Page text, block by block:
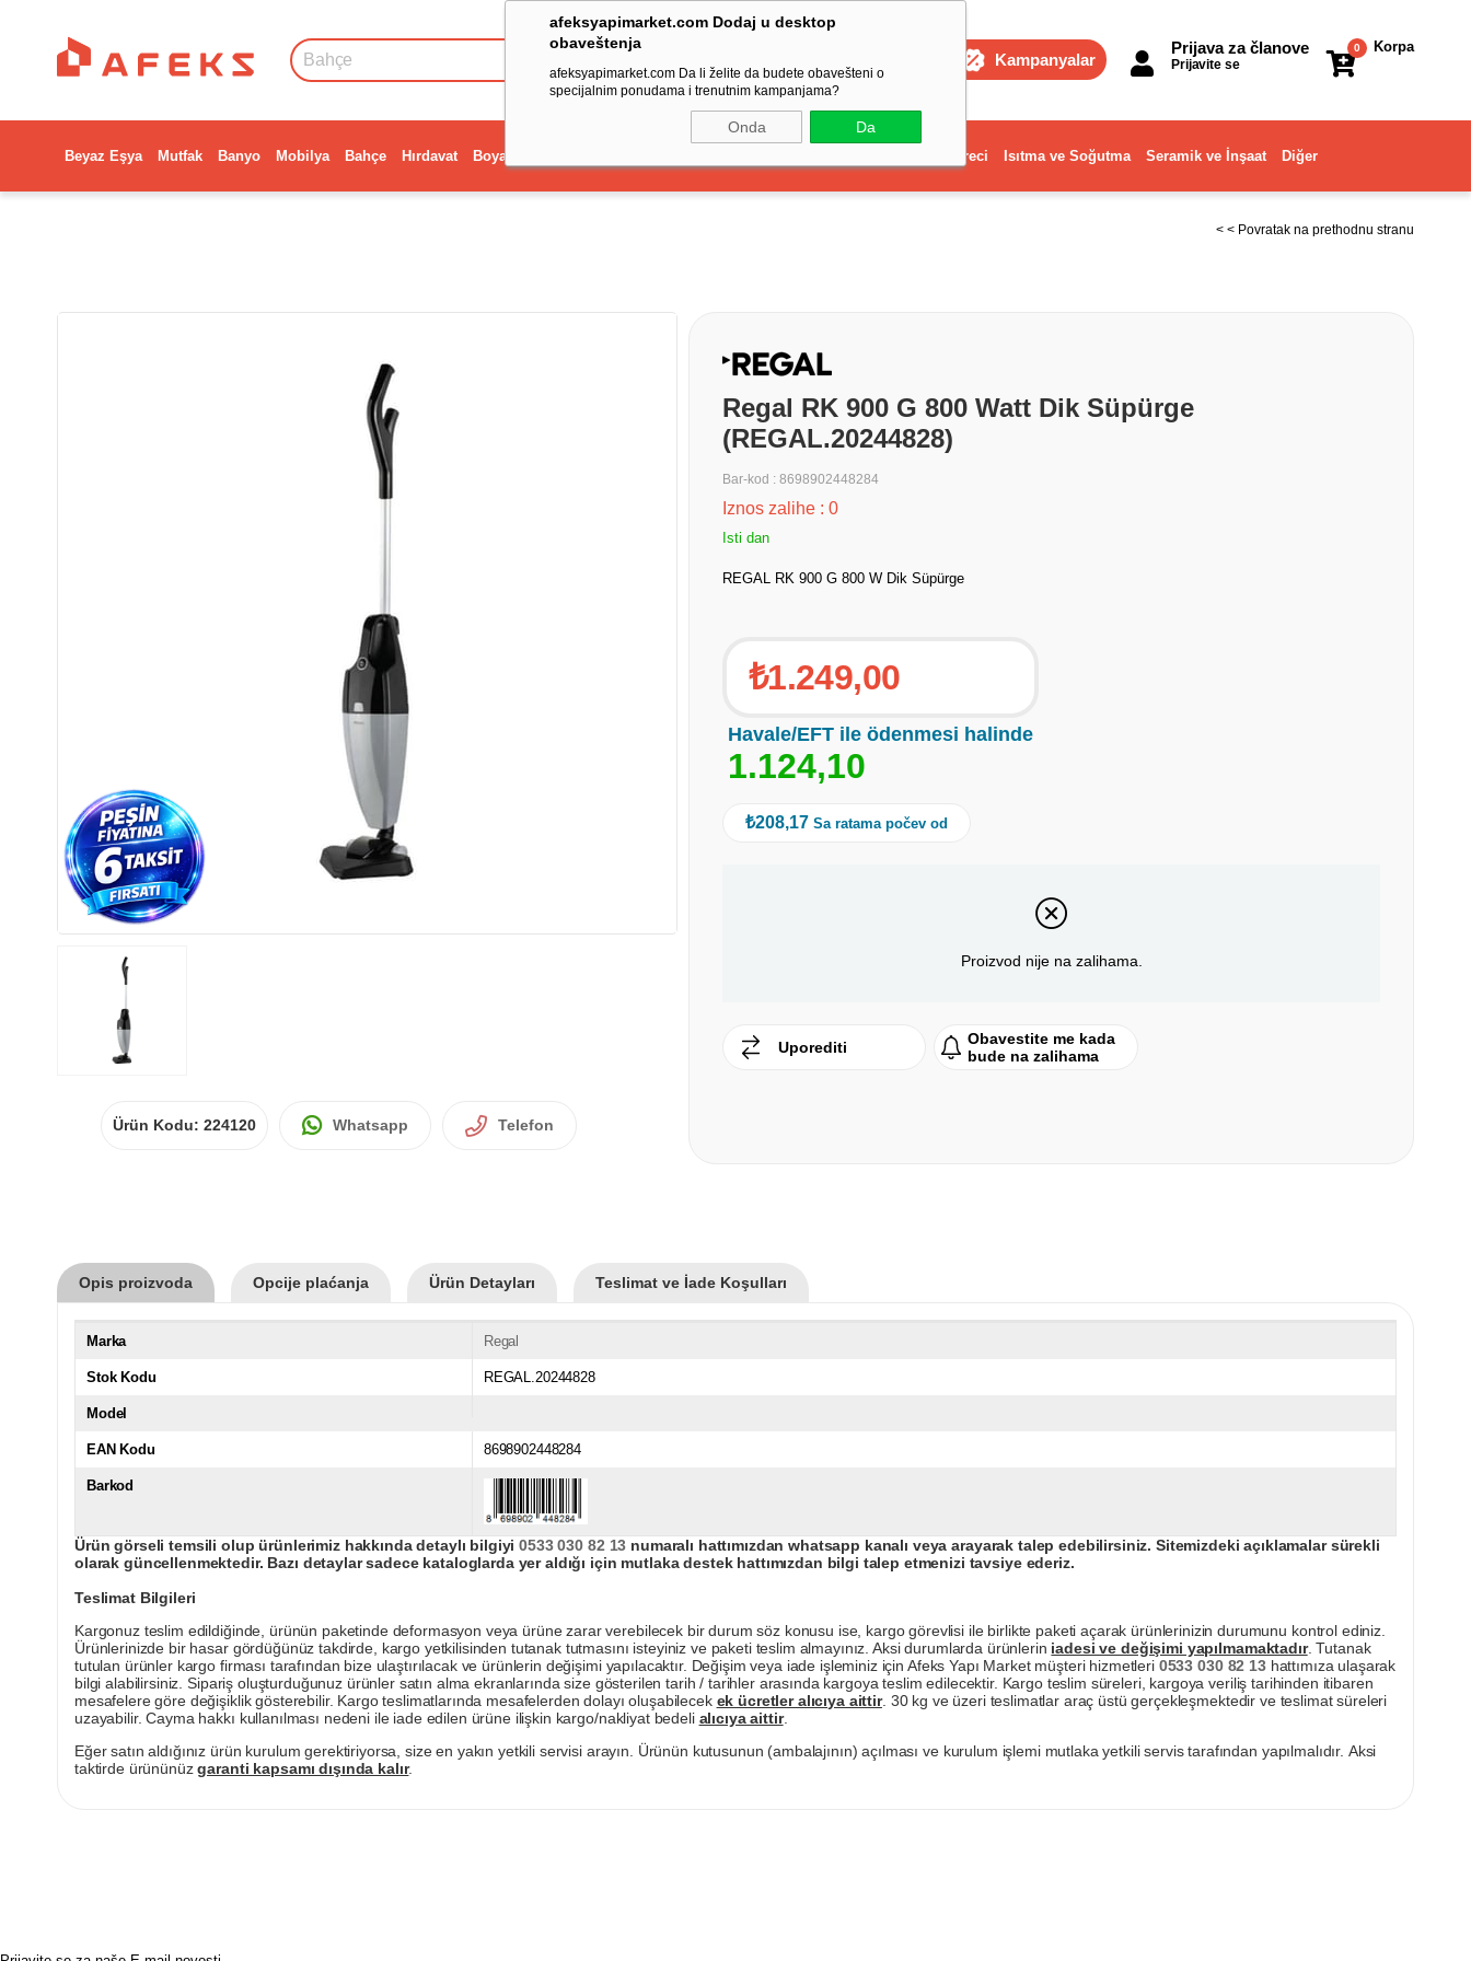
afeksyapimarket.com Dodaj u desktop
obaveštenja
afeksyapimarket.com Da li želite da budete obavešteni o
specijalnim ponudama i trenutnim kampanjama?
Onda Da
Kampanyalar
Korpa
0
Prijava za članove
Prijavite se
Beyaz Eşya Mutfak Banyo Mobilya Bahçe Hırdavat Boya Dekorasyon ve Ev Gereci Isıtma ve Soğutma Seramik ve İnşaat Diğer
< < Povratak na prethodnu stranu
Ürün Kodu: 224120 Whatsapp Telefon
Regal RK 900 G 800 Watt Dik Süpürge
(REGAL.20244828)
Bar-kod : 8698902448284
Iznos zalihe : 0
Isti dan
REGAL RK 900 G 800 W Dik Süpürge
₺1.249,00
Havale/EFT ile ödenmesi halinde
1.124,10
₺208,17 Sa ratama počev od
Proizvod nije na zalihama.
Uporediti
Obavestite me kada
bude na zalihama
Opis proizvoda Opcije plaćanja Ürün Detayları Teslimat ve İade Koşulları
Marka Regal
Stok Kodu REGAL.20244828
Model
EAN Kodu 8698902448284
Barkod
Ürün görseli temsili olup ürünlerimiz hakkında detaylı bilgiyi0533 030 82 13 numaralı hattımızdan whatsapp kanalı veya arayarak talep edebilirsiniz. Sitemizdeki açıklamalar sürekli
olarak güncellenmektedir. Bazı detaylar sadece kataloglarda yer aldığı için mutlaka destek hattımızdan bilgi talep etmenizi tavsiye ederiz.
Teslimat Bilgileri
Kargonuz teslim edildiğinde, ürünün paketinde deformasyon veya ürüne zarar verebilecek bir durum söz konusu ise, kargo görevlisi ile birlikte paketi açarak ürünlerinizin durumunu kontrol ediniz.
Ürünlerinizde bir hasar gördüğünüz takdirde, kargo yetkilisinden tutanak tutmasını isteyiniz ve paketi teslim almayınız. Aksi durumlarda ürünlerin iadesi ve değişimi yapılmamaktadır. Tutanak
tutulan ürünler kargo firması tarafından bize ulaştırılacak ve ürünlerin değişimi yapılacaktır. Değişim veya iade işleminiz için Afeks Yapı Market müşteri hizmetleri 0533 030 82 13hattımıza ulaşarak
bilgi alabilirsiniz. Sipariş oluşturduğunuz ürünler satın alma ekranlarında size gösterilen tarih / tarihler arasında kargoya teslim edilecektir. Kargo teslim süreleri, kargoya veriliş tarihinden itibaren
mesafelere göre değişiklik gösterebilir. Kargo teslimatlarında mesafelerden dolayı oluşabilecek ek ücretler alıcıya aittir. 30 kg ve üzeri teslimatlar araç üstü gerçekleşmektedir ve teslimat süreleri
uzayabilir. Cayma hakkı kullanılması nedeni ile iade edilen ürüne ilişkin kargo/nakliyat bedeli alıcıya aittir.
Eğer satın aldığınız ürün kurulum gerektiriyorsa, size en yakın yetkili servisi arayın. Ürünün kutusunun (ambalajının) açılması ve kurulum işlemi mutlaka yetkili servis tarafından yapılmalıdır. Aksi
taktirde ürününüzgaranti kapsamı dışında kalır.